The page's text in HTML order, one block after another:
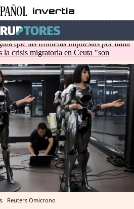
que las fronteras impuestas por Italia
la crisis migratoria en Ceuta "son
Reuters Omicrono